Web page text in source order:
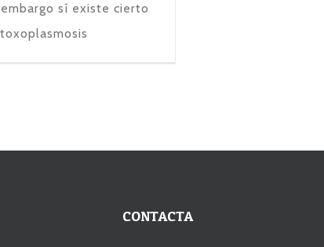
sí existe cierto
CONTACTA